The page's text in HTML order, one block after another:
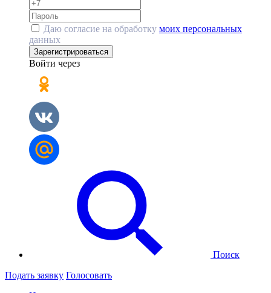
Даю согласие на обработку моих персональных
данных
Зарегистрироваться
Войти через
Поиск
Подать заявку Голосовать